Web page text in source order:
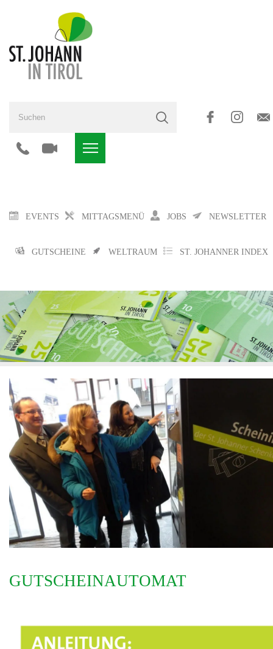
EVENTS MITTAGSMENÜ JOBS NEWSLETTER
GUTSCHEINE WELTRAUM ST. JOHANNER INDEX
GUTSCHEINAUTOMAT